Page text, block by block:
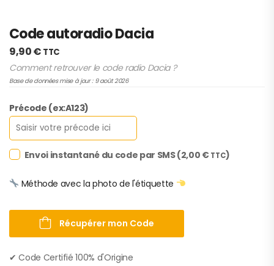
Code autoradio Dacia
9,90€ TTC
Comment retrouver le code radio Dacia ?
Base de données mise à jour : 9 août 2026
Précode (ex:A123)
Envoi instantané du code par SMS (2,00 € TTC)
Méthode avec la photo de l'étiquette
Récupérer mon Code
✔︎ Code Certifié 100% d'Origine